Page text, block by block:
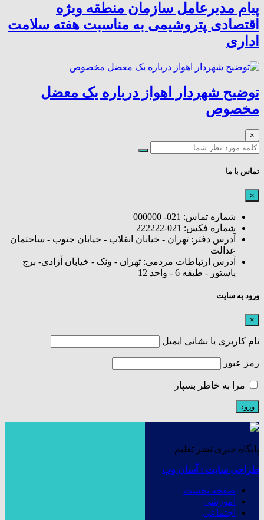
پیام مدیرعامل سازمان منطقه ویژه
اقتصادی پتروشیمی به مناسبت هفته سلامت
اداری
توضیح شهردار اهواز درباره یک معضل
مخصوص
×
تماس با ما
×
شماره تماس: 021- 000000
شماره فکس: 021-222222
آدرس دفتر: تهران - خیابان انقلاب - خیابان جنوب - ساختمان
عدالت
آدرس ارتباطات مردمی: تهران - ونک - خیابان آزادی- برج
پاستور - طبقه 6 - واحد 12
ورود به سایت
×
نام کاربری یا نشانی ایمیل
رمز عبور
مرا به خاطر بسپار
پایگاه خبری نشر تعلیم
طراحی سایت : آسان وب
صفحه نخست
آموزشی
اجتماعی